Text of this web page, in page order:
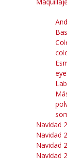
Navidad
Navidad
Navidad
Navidad